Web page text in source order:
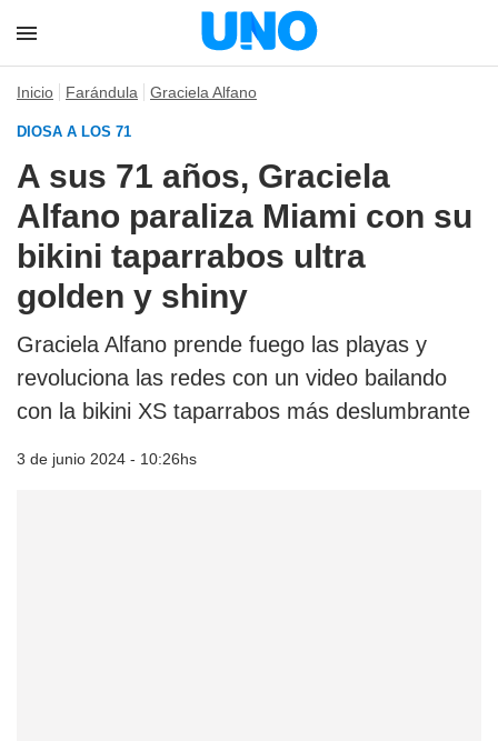
Inicio Farándula Graciela Alfano
DIOSA A LOS 71
A sus 71 años, Graciela
Alfano paraliza Miami con su
bikini taparrabos ultra
golden y shiny
Graciela Alfano prende fuego las playas y
revoluciona las redes con un video bailando
con la bikini XS taparrabos más deslumbrante
3 de junio 2024 - 10:26hs